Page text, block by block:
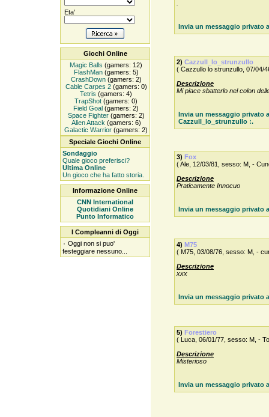
Eta'
Giochi Online
Magic Balls (gamers: 12)
FlashMan(gamers: 5)
CrashDown(gamers: 2)
Cable Carpes 2(gamers: 0)
Tetris (gamers: 4)
TrapShot (gamers: 0)
Field Goal (gamers: 2)
Space Fighter(gamers: 2)
Alien Attack (gamers: 6)
Galactic Warrior (gamers: 2)
Speciale Giochi Online
Sondaggio
Quale gioco preferisci?
Ultima Online
Un gioco che ha fatto storia.
Informazione Online
CNN International
Quotidiani Online
Punto Informatico
I Compleanni di Oggi
۰ Oggi non si puo'
festeggiare nessuno...
Invia un messaggio privato
2) Cazzull_lo_strunzullo
( Cazzullo lo strunzullo, 07/04/
Descrizione
Mi piace sbatterlo nel colon
Invia un messaggio privato a
Cazzull_lo_strunzullo :.
3) Fox
( Ale, 12/03/81, sesso: M, -
Descrizione
Praticamente Innocuo
Invia un messaggio privato
4) M75
( M75, 03/08/76, sesso: M, -
Descrizione
xxx
Invia un messaggio privato
5) Forestiero
( Luca, 06/01/77, sesso: M, -
Descrizione
Misterioso
Invia un messaggio privato